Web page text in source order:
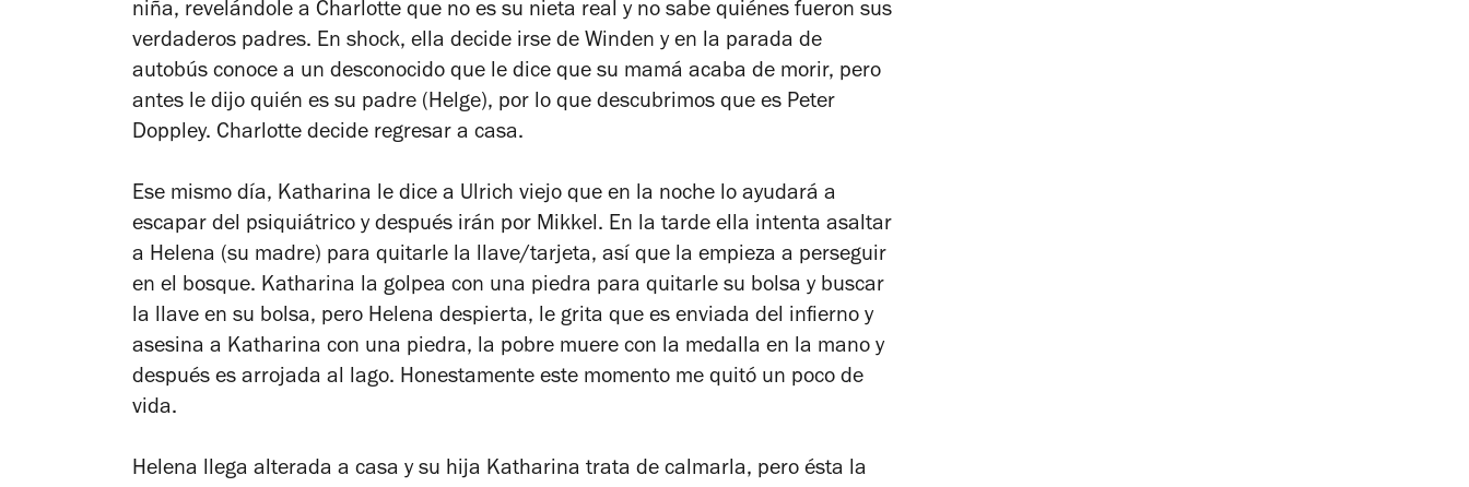
niña, revelándole a Charlotte que no es su nieta real y no sabe quiénes fueron sus
verdaderos padres. En shock, ella decide irse de Winden y en la parada de
autobús conoce a un desconocido que le dice que su mamá acaba de morir, pero
antes le dijo quién es su padre (Helge), por lo que descubrimos que es Peter
Doppley. Charlotte decide regresar a casa.
Ese mismo día, Katharina le dice a Ulrich viejo que en la noche lo ayudará a
escapar del psiquiátrico y después irán por Mikkel. En la tarde ella intenta asaltar
a Helena (su madre) para quitarle la llave/tarjeta, así que la empieza a perseguir
en el bosque. Katharina la golpea con una piedra para quitarle su bolsa y buscar
la llave en su bolsa, pero Helena despierta, le grita que es enviada del infierno y
asesina a Katharina con una piedra, la pobre muere con la medalla en la mano y
después es arrojada al lago. Honestamente este momento me quitó un poco de
vida.
Helena llega alterada a casa y su hija Katharina trata de calmarla, pero ésta la